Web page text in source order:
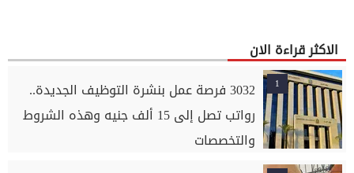
الاكثر قراءة الان
1
3032 فرصة عمل بنشرة التوظيف الجديدة..
رواتب تصل إلى 15 ألف جنيه وهذه الشروط
والتخصصات